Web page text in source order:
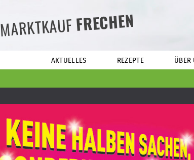
MARKTKAUFFRECHEN
AKTUELLES REZEPTE ÜBER